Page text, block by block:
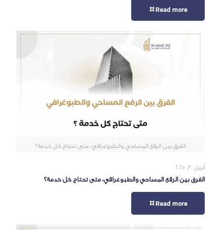
Read more
الفرق بين الرفع المساحي والطبوغرافي: متى تحتاج كل خدمة؟
أبريل 30, 2025
الفرق بين الرفع المساحي والطبوغرافي: متى تحتاج كل خدمة؟
Read more